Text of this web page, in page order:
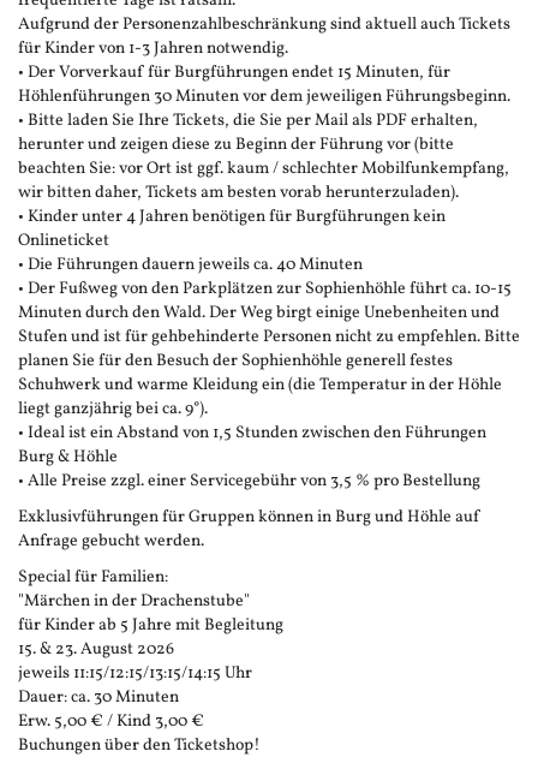
Aufgrund der Personenzahlbeschränkung sind aktuell auch Tickets
für Kinder von 1-3 Jahren notwendig.
• Der Vorverkauf für Burgführungen endet 15 Minuten, für
Höhlenführungen 30 Minuten vor dem jeweiligen Führungsbeginn.
• Bitte laden Sie Ihre Tickets, die Sie per Mail als PDF erhalten,
herunter und zeigen diese zu Beginn der Führung vor (bitte
beachten Sie: vor Ort ist ggf. kaum / schlechter Mobilfunkempfang,
wir bitten daher, Tickets am besten vorab herunterzuladen).
• Kinder unter 4 Jahren benötigen für Burgführungen kein
Onlineticket
• Die Führungen dauern jeweils ca. 40 Minuten
• Der Fußweg von den Parkplätzen zur Sophienhöhle führt ca. 10-15
Minuten durch den Wald. Der Weg birgt einige Unebenheiten und
Stufen und ist für gehbehinderte Personen nicht zu empfehlen. Bitte
planen Sie für den Besuch der Sophienhöhle generell festes
Schuhwerk und warme Kleidung ein (die Temperatur in der Höhle
liegt ganzjährig bei ca. 9°).
• Ideal ist ein Abstand von 1,5 Stunden zwischen den Führungen
Burg & Höhle
• Alle Preise zzgl. einer Servicegebühr von 3,5 % pro Bestellung
Exklusivführungen für Gruppen können in Burg und Höhle auf
Anfrage gebucht werden.
Special für Familien:
"Märchen in der Drachenstube"
für Kinder ab 5 Jahre mit Begleitung
15. & 23. August 2026
jeweils 11:15/12:15/13:15/14:15 Uhr
Dauer: ca. 30 Minuten
Erw. 5,00 € / Kind 3,00 €
Buchungen über den Ticketshop!